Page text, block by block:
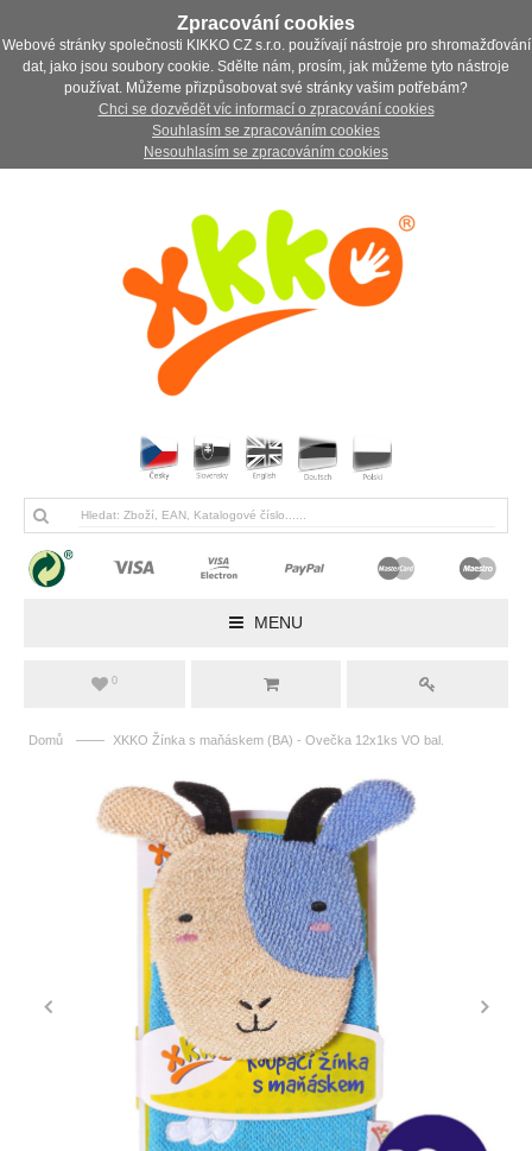
Zpracování cookies
Webové stránky společnosti KIKKO CZ s.r.o. používají nástroje pro shromažďování
dat, jako jsou soubory cookie. Sdělte nám, prosím, jak můžeme tyto nástroje
používat. Můžeme přizpůsobovat své stránky vašim potřebám?
Chci se dozvědět víc informací o zpracování cookies
Souhlasím se zpracováním cookies
Nesouhlasím se zpracováním cookies
MENU
0
Domů —— XKKO Žínka s maňáskem (BA) - Ovečka 12x1ks VO bal.